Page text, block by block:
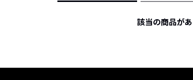
フォーカスブランド
セールおすすめアイテム該当の商品が